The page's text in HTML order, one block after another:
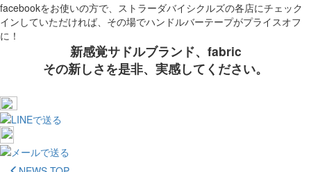
facebookをお使いの方で、ストラーダバイシクルズの各店にチェック
インしていただければ、その場でハンドルバーテープがプライスオフ
に！
新感覚サドルブランド、fabric
その新しさを是非、実感してください。